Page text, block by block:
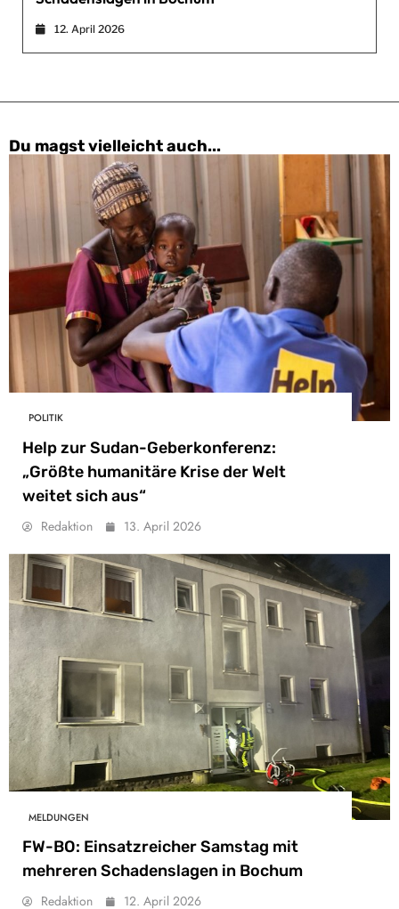
12. April 2026
Du magst vielleicht auch...
POLITIK
Help zur Sudan-Geberkonferenz:
„Größte humanitäre Krise der Welt
weitet sich aus“
Redaktion 13. April 2026
MELDUNGEN
FW-BO: Einsatzreicher Samstag mit
mehreren Schadenslagen in Bochum
Redaktion 12. April 2026